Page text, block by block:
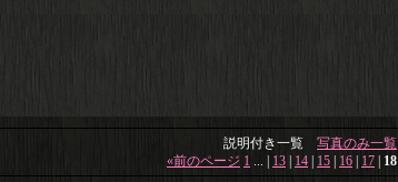
説明付き一覧 写真のみ一覧
«前のページ 1 ... 13 14 15 16 17 18